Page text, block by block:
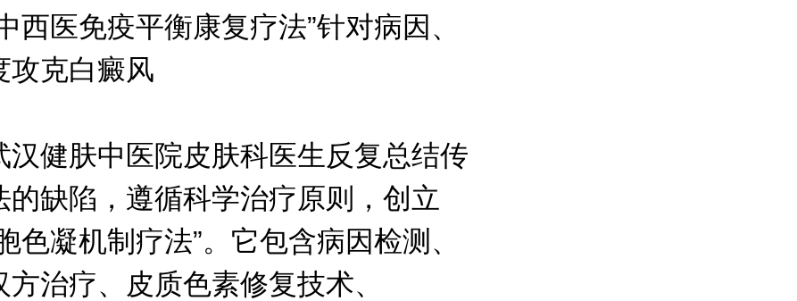
医免疫平衡康复疗法”针对病因、
攻克白癜风
肤中医院皮肤科医生反复总结传
的缺陷，遵循科学治疗原则，创立
色凝机制疗法”。它包含病因检测、
方治疗、皮质色素修复技术、